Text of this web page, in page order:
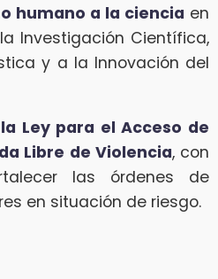
humano a la ciencia en
Investigación Científica,
y a la Innovación del
Ley para el Acceso de
Libre de Violencia, con
las órdenes de
en situación de riesgo.